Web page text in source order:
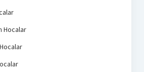
Hocalar